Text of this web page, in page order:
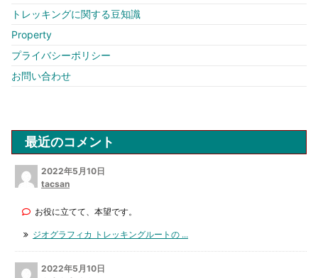
トレッキングに関する豆知識
Property
プライバシーポリシー
お問い合わせ
最近のコメント
2022年5月10日
tacsan
お役に立てて、本望です。
ジオグラフィカ トレッキングルートの ...
2022年5月10日